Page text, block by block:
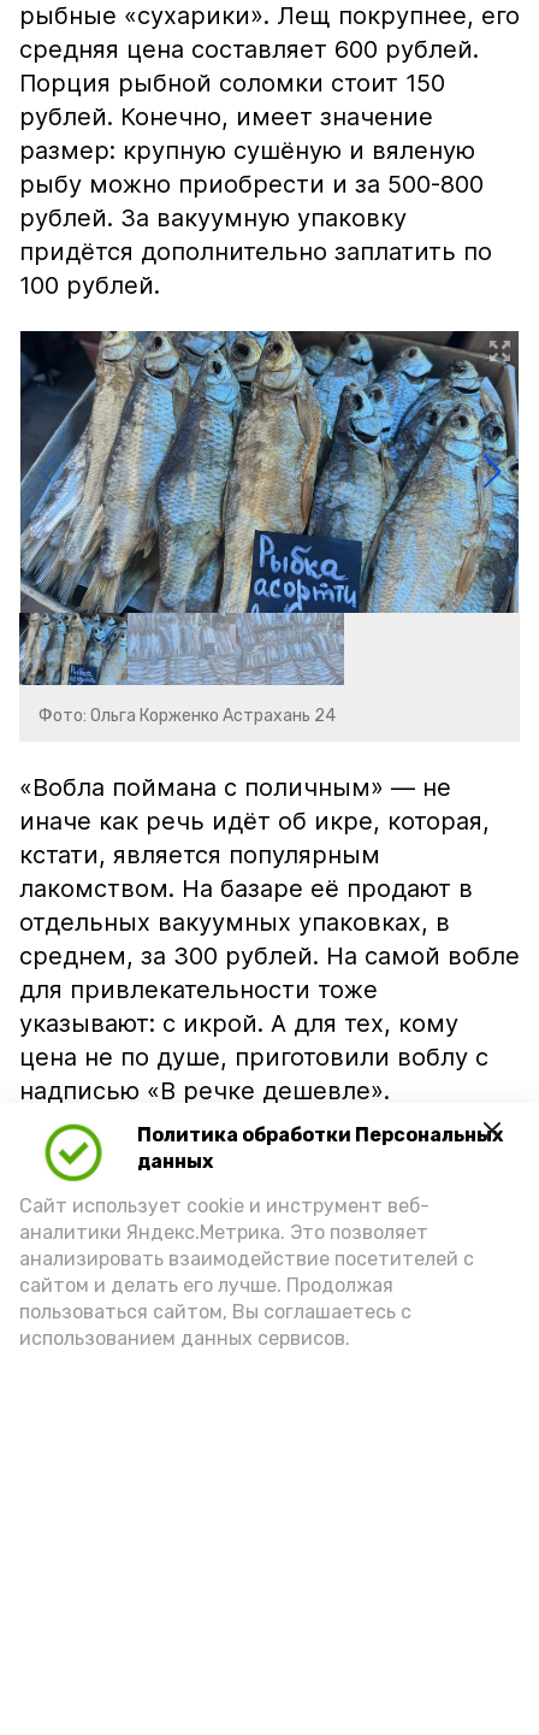
Политика обработки Персональных
данных
Сайт использует cookie и инструмент веб-
аналитики Яндекс.Метрика. Это позволяет
анализировать взаимодействие посетителей с
сайтом и делать его лучше. Продолжая
пользоваться сайтом, Вы соглашаетесь с
использованием данных сервисов.
рыбные «сухарики». Лещ покрупнее, его
средняя цена составляет 600 рублей.
Порция рыбной соломки стоит 150
рублей. Конечно, имеет значение
размер: крупную сушёную и вяленую
рыбу можно приобрести и за 500-800
рублей. За вакуумную упаковку
придётся дополнительно заплатить по
100 рублей.
Фото: Ольга Корженко Астрахань 24
«Вобла поймана с поличным» — не
иначе как речь идёт об икре, которая,
кстати, является популярным
лакомством. На базаре её продают в
отдельных вакуумных упаковках, в
среднем, за 300 рублей. На самой вобле
для привлекательности тоже
указывают: с икрой. А для тех, кому
цена не по душе, приготовили воблу с
надписью «В речке дешевле».